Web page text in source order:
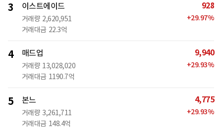
3 이스트에이드
거래량 2,620,951
거래대금 22.3억
928
+29.97%
4 매드업
거래량 13,028,020
거래대금 1190.7억
9,940
+29.93%
5 본느
거래량 3,261,711
거래대금 148.4억
4,775
+29.93%